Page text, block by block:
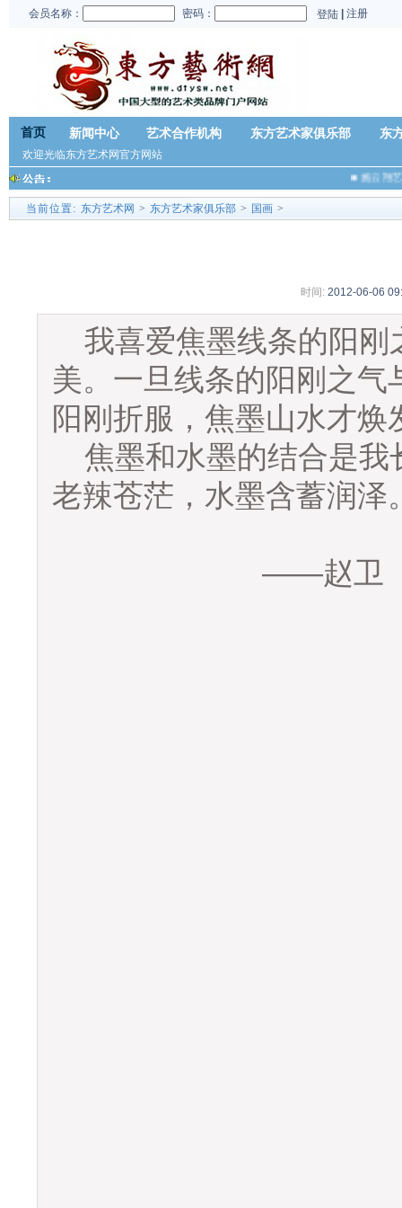
会员名称： 密码： 登陆| 注册
首页 新闻中心 艺术合作机构 东方艺术家俱乐部 东
欢迎光临东方艺术网官方网站
施云翔艺
当前位置: 东方艺术网 > 东方艺术家俱乐部 > 国画 >
时间: 2012-06-06
我喜爱焦墨线条的阳刚
美。一旦线条的阳刚之
阳刚折服，焦墨山水才焕
焦墨和水墨的结合是我
老辣苍茫，水墨含蓄润
——赵卫